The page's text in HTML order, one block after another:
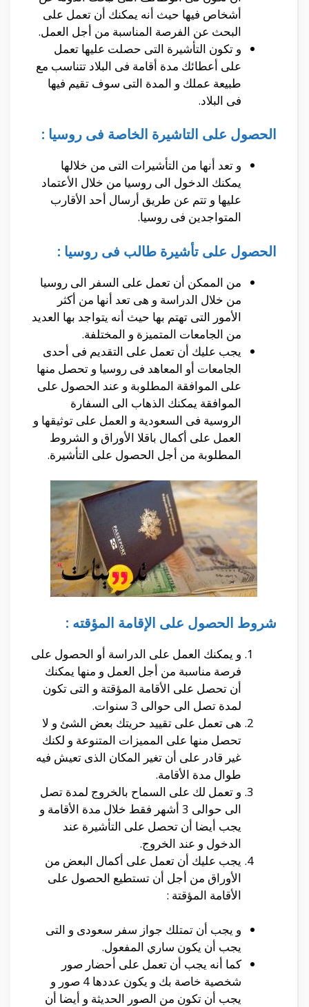
أشخاص فيها حيث أنه يمكنك أن تعمل على
البحث عن الفرصة المناسبة من أجل العمل.
و تكون التأشيرة التى حصلت عليها تعمل
على أعطائك مدة أقامة فى البلاد تتناسب مع
طبيعة عملك و المدة التى سوف تقيم فيها
فى البلاد.
الحصول على التاشيرة الخاصة فى روسيا :
و تعد أنها من التأشيرات التى من خلالها
يمكنك الدخول الى روسيا من خلال الأعتماد
عليها و تتم عن طريق أرسال أحد الأقارب
المتواجدين فى روسيا.
الحصول على تأشيرة طالب فى روسيا :
من الممكن أن تعمل على السفر الى روسيا
من خلال الدراسة و هى تعد أنها من أكثر
الأمور التى تهتم بها حيث أنه يتواجد بها العديد
من الجامعات المتميزة و المختلفة.
يجب عليك أن تعمل على التقديم فى أحدى
الجامعات أو المعاهد فى روسيا و تحصل منها
على الموافقة المطلوبة و عند الحصول على
الموافقة يمكنك الذهاب الى السفارة
الروسية فى السعودية و العمل على توثيقها و
العمل على أكمال باقلا الأوراق و الشروط
المطلوبة من أجل الحصول على التأشيرة.
شروط الحصول على الإقامة المؤقته :
و يمكنك العمل على الدراسة أو الحصول على
فرصة مناسبة من أجل العمل و منها يمكنك
أن تحصل على الأقامة المؤقتة و التى تكون
لمدة تصل الى حوالى 3 سنوات.
هى تعمل على تقييد حريتك بعض الشئ و لا
تحصل منها على المميزات المتنوعة و لكنك
غير قادر على أن تغير المكان الذى تعيش فيه
طوال مدة الأقامة.
و تعمل لك على السماح بالخروج لمدة تصل
الى حوالى 3 أشهر فقط خلال مدة الأقامة و
يجب أيضا أن تحصل على التأشيرة عند
الدخول و عند الخروج.
يجب عليك أن تعمل على أكمال البعض من
الأوراق من أجل أن تستطيع الحصول على
الأقامة المؤقتة :
و يجب أن تمتلك جواز سفر سعودى و التى
يجب أن يكون ساري المفعول.
كما أنه يجب أن تعمل على أحضار صور
شخصية خاصة بك و يكون عددها 4 صور و
يجب أن تكون من الصور الحديثة و أيضا أن